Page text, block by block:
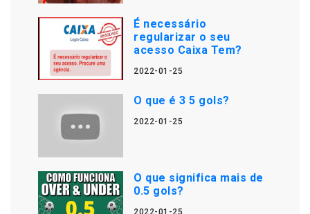
É necessário
regularizar o seu
acesso Caixa Tem?
2022-01-25
O que é 3 5 gols?
2022-01-25
O que significa mais de
0.5 gols?